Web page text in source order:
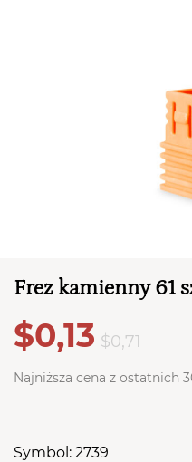
PRZEJDŹ
Frez kamienny 61
$0,13 $0,71
Najniższa cena z ostatnich
Symbol: 2739